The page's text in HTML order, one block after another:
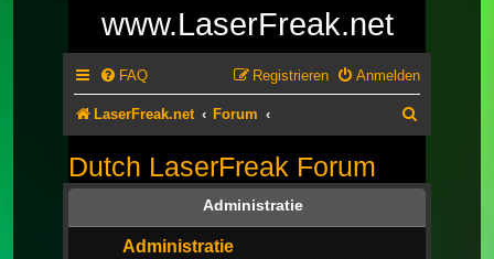
www.LaserFreak.net
FAQ Anmelden
Registrieren
LaserFreak.net Forum
Dutch LaserFreak Forum
Administratie
Administratie